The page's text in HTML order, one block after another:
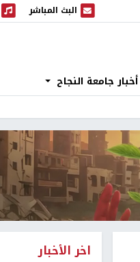
البث المباشر
البث المباشر
أخبار جامعة النجاح
اخر الأخبار